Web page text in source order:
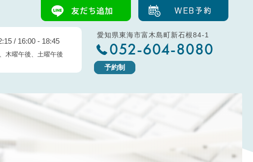
/ 16:00 - 18:45
曜午後、土曜午後
愛知県東海市富木島町新石根84-1
052-604-8080
予約制